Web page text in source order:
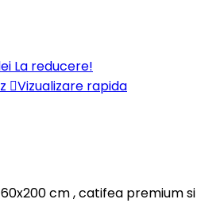
La reducere!
Vizualizare rapida
cm , catifea premium si